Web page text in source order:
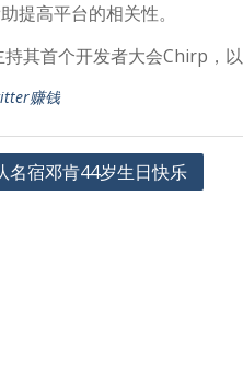
提高平台的相关性。
其首个开发者大会Chirp，
赚钱
名宿邓肯44岁生日快乐